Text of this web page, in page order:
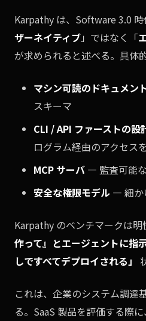
Karpathy は、Software 3.0
ザーネイティブ」ではなく「
が求められると述べる。具体
マシン可読のドキュメン
スキーマ
CLI / API ファーストの設
ログラム経由のアクセス
MCP サーバ — 監査可能
安全な権限モデル — 細か
Karpathy のベンチマークは明
作って』とエージェントに指
しですべてデプロイされる」
これは、企業のシステム調達
る。SaaS 製品を評価する際に